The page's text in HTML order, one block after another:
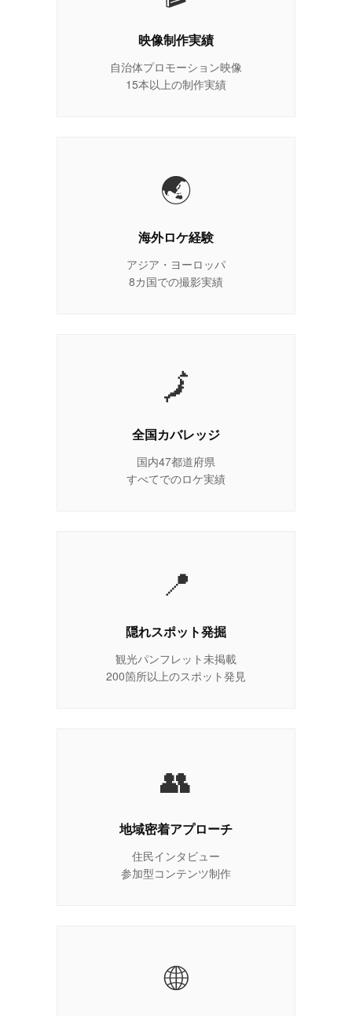
映像制作実績
自治体プロモーション映像
15本以上の制作実績
🌏
海外ロケ経験
アジア・ヨーロッパ
8カ国での撮影実績
🗾
全国カバレッジ
国内47都道府県
すべてでのロケ実績
📍
隠れスポット発掘
観光パンフレット未掲載
200箇所以上のスポット発見
👥
地域密着アプローチ
住民インタビュー
参加型コンテンツ制作
🌐